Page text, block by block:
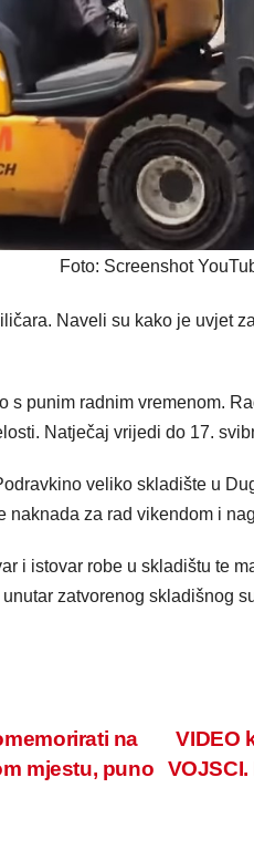
Foto: Screenshot
Naveli su kako je uvjet
s punim radnim vremenom.
Natječaj vrijedi do 17.
veliko skladište u
naknada za rad vikendom i
i istovar robe u skladištu te
zatvorenog skladišnog
VIDEO
na
mjestu, puno